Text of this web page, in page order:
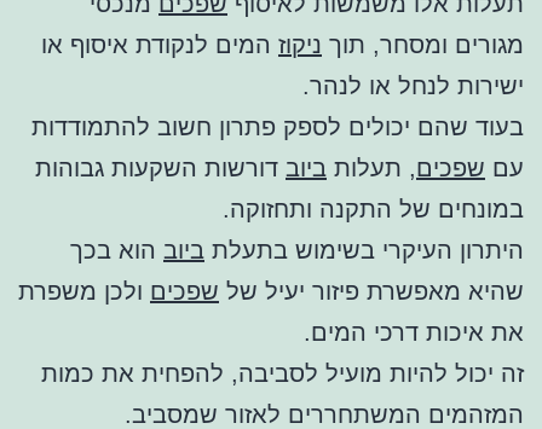
מגורים ומסחר, תוך ניקוז המים לנקודת איסוף או
ישירות לנחל או לנהר.
בעוד שהם יכולים לספק פתרון חשוב להתמודדות
עם שפכים, תעלות ביוב דורשות השקעות גבוהות
במונחים של התקנה ותחזוקה.
היתרון העיקרי בשימוש בתעלת ביוב הוא בכך
שהיא מאפשרת פיזור יעיל של שפכים ולכן משפרת
את איכות דרכי המים.
זה יכול להיות מועיל לסביבה, להפחית את כמות
המזהמים המשתחררים לאזור שמסביב.